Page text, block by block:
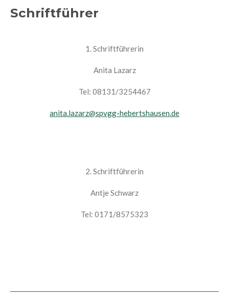
Schriftführer
1. Schriftführerin
Anita Lazarz
Tel: 08131/3254467
anita.lazarz@spvgg-hebertshausen.de
2. Schriftführerin
Antje Schwarz
Tel: 0171/8575323